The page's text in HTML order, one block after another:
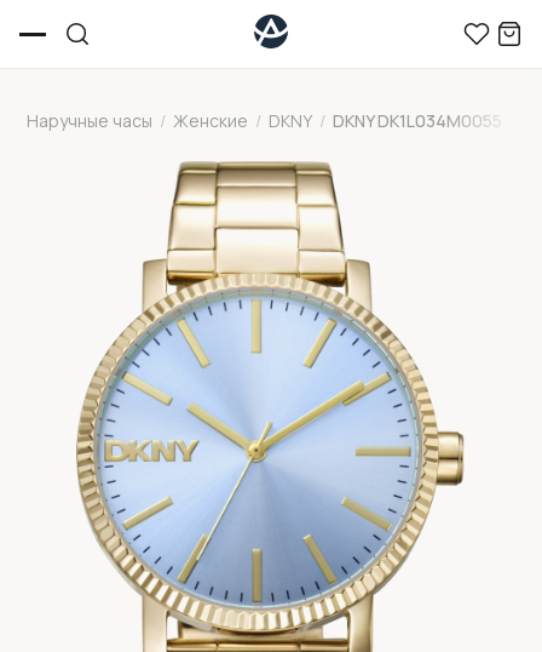
Наручные часы / Женские / DKNY / DKNY DK1L034M0055